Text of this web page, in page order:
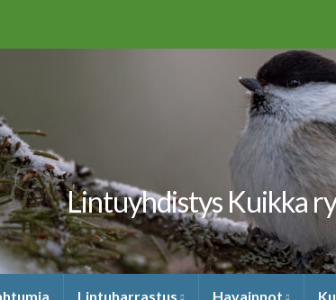
Lintuyhdistys Kuikka ry
Lintuharrastus Havainnot